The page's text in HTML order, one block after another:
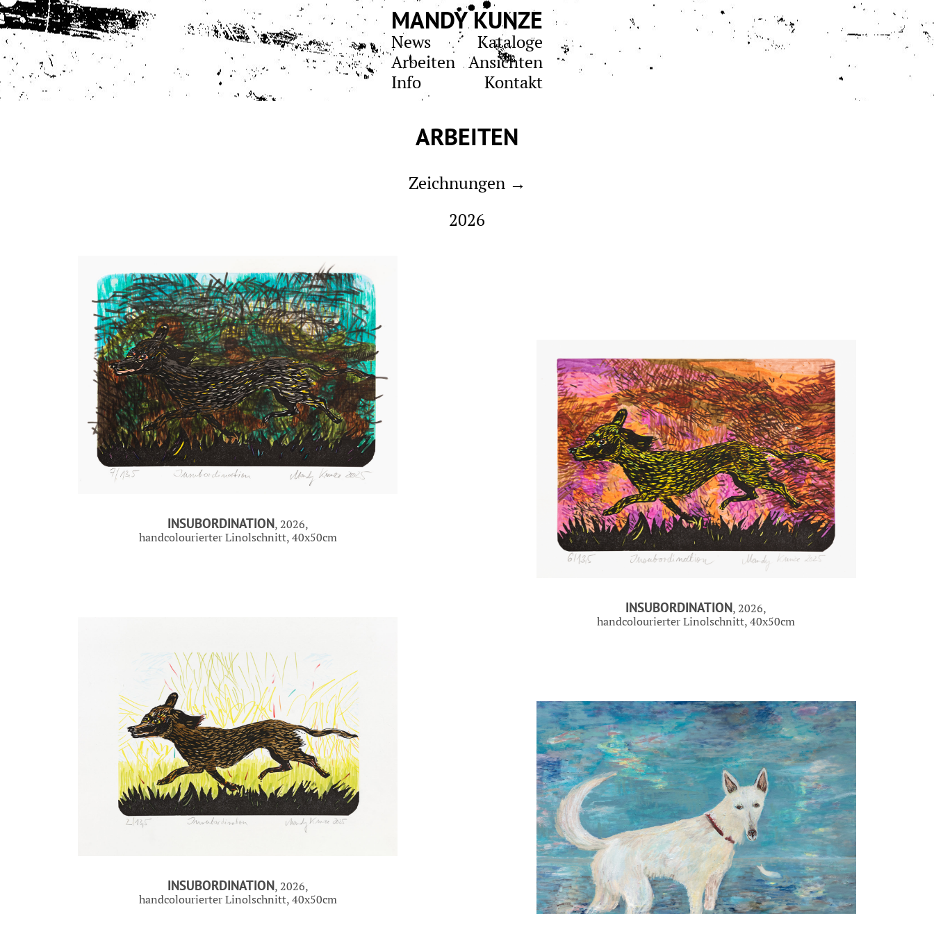
MANDY KUNZE
News
Kataloge
Arbeiten Ansichten
Info
Kontakt
ARBEITEN
Zeichnungen →
2026
INSUBORDINATION, 2026,
handcolourierter Linolschnitt, 40x50cm
INSUBORDINATION, 2026,
handcolourierter Linolschnitt, 40x50cm
INSUBORDINATION, 2026,
handcolourierter Linolschnitt, 40x50cm